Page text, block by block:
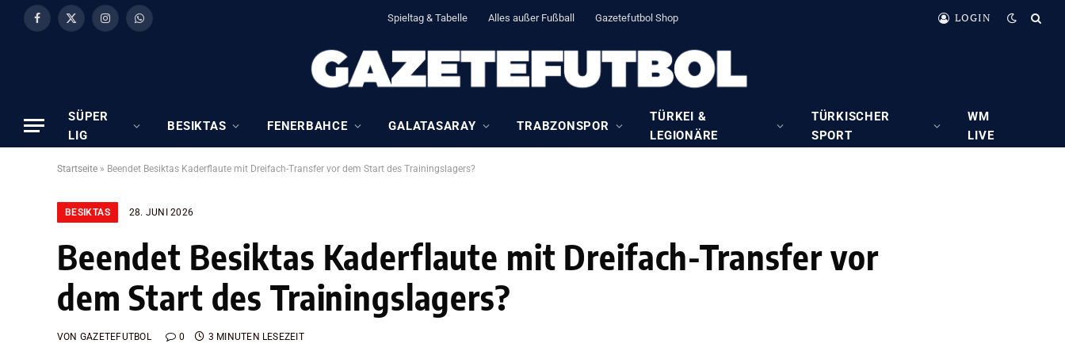
Facebook
X
InstagramWhatsApp Spieltag & Tabelle Alles außer Fußball Gazetefutbol Shop LOGIN
SÜPER
LIG
BESIKTAS FENERBAHCE GALATASARAY TRABZONSPOR
TÜRKEI &
LEGIONÄRE
TÜRKISCHER
SPORT
WM
LIVE
Startseite » Beendet Besiktas Kaderflaute mit Dreifach-Transfer vor dem Start des Trainingslagers?
BESIKTAS 28. JUNI 2026
Beendet Besiktas Kaderflaute mit Dreifach-Transfer vor
dem Start des Trainingslagers?
VON GAZETEFUTBOL 0 3 MINUTEN LESEZEIT